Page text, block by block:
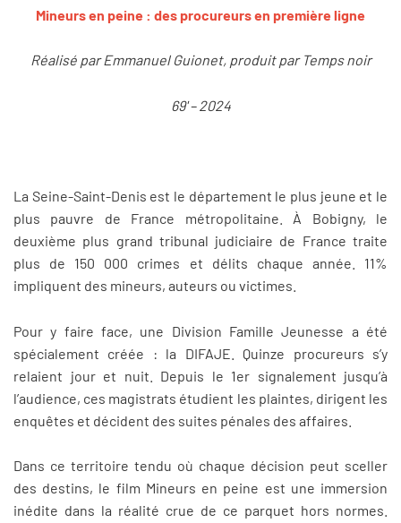
Mineurs en peine : des procureurs en première ligne
Réalisé par Emmanuel Guionet, produit par Temps noir
69' – 2024
La Seine-Saint-Denis est le département le plus jeune et le
plus pauvre de France métropolitaine. À Bobigny, le
deuxième plus grand tribunal judiciaire de France traite
plus de 150 000 crimes et délits chaque année. 11%
impliquent des mineurs, auteurs ou victimes.
Pour y faire face, une Division Famille Jeunesse a été
spécialement créée : la DIFAJE. Quinze procureurs s’y
relaient jour et nuit. Depuis le 1er signalement jusqu’à
l’audience, ces magistrats étudient les plaintes, dirigent les
enquêtes et décident des suites pénales des affaires.
Dans ce territoire tendu où chaque décision peut sceller
des destins, le film Mineurs en peine est une immersion
inédite dans la réalité crue de ce parquet hors normes.